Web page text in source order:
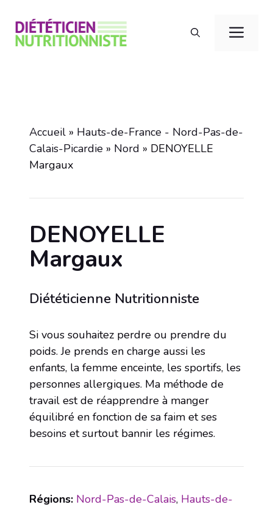
contenu
Accueil » Hauts-de-France - Nord-Pas-de-
Calais-Picardie » Nord » DENOYELLE
Margaux
DENOYELLE
Margaux
Diététicienne Nutritionniste
Si vous souhaitez perdre ou prendre du
poids. Je prends en charge aussi les
enfants, la femme enceinte, les sportifs, les
personnes allergiques. Ma méthode de
travail est de réapprendre à manger
équilibré en fonction de sa faim et ses
besoins et surtout bannir les régimes.
Régions: Nord-Pas-de-Calais, Hauts-de-